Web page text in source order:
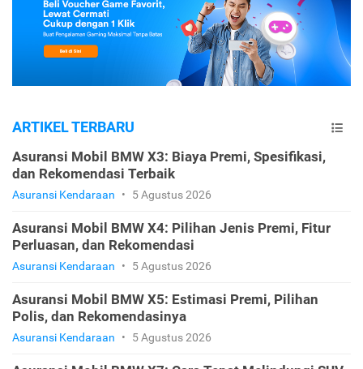
ARTIKEL TERBARU
Asuransi Mobil BMW X3: Biaya Premi, Spesifikasi,
dan Rekomendasi Terbaik
Asuransi Kendaraan • 5 Agustus 2026
Asuransi Mobil BMW X4: Pilihan Jenis Premi, Fitur
Perluasan, dan Rekomendasi
Asuransi Kendaraan • 5 Agustus 2026
Asuransi Mobil BMW X5: Estimasi Premi, Pilihan
Polis, dan Rekomendasinya
Asuransi Kendaraan • 5 Agustus 2026